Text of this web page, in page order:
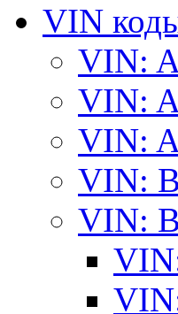
VIN
VIN:
VIN:
VIN:
VIN:
VIN: